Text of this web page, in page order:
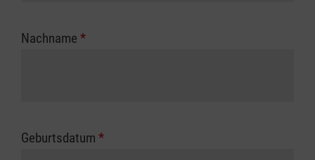
Nachname *
Geburtsdatum *